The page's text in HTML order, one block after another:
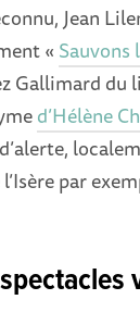
Jean
« Sauvons
Gallimard du
d’Hélène
par